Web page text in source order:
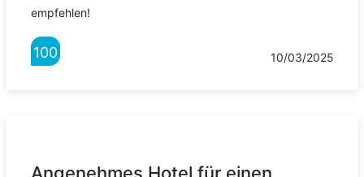
empfehlen!
100 10/03/2025